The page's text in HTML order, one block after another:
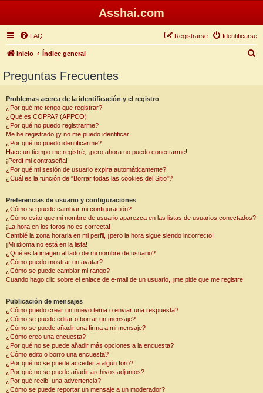
Asshai.com
FAQ Identificarse
Registrarse
Inicio Índice general
Preguntas Frecuentes
Problemas acerca de la identificación y el registro
¿Por qué me tengo que registrar?
¿Qué es COPPA? (APPCO)
¿Por qué no puedo registrarme?
Me he registrado ¡y no me puedo identificar!
¿Por qué no puedo identificarme?
Hace un tiempo me registré, ¡pero ahora no puedo conectarme!
¡Perdí mi contraseña!
¿Por qué mi sesión de usuario expira automáticamente?
¿Cuál es la función de "Borrar todas las cookies del Sitio"?
Preferencias de usuario y configuraciones
¿Cómo se puede cambiar mi configuración?
¿Cómo evito que mi nombre de usuario aparezca en las listas de usuarios conectados?
¡La hora en los foros no es correcta!
Cambié la zona horaria en mi perfil, ¡pero la hora sigue siendo incorrecto!
¡Mi idioma no está en la lista!
¿Qué es la imagen al lado de mi nombre de usuario?
¿Cómo puedo mostrar un avatar?
¿Cómo se puede cambiar mi rango?
Cuando hago clic sobre el enlace de e-mail de un usuario, ¡me pide que me registre!
Publicación de mensajes
¿Cómo puedo crear un nuevo tema o enviar una respuesta?
¿Cómo se puede editar o borrar un mensaje?
¿Cómo se puede añadir una firma a mi mensaje?
¿Cómo creo una encuesta?
¿Por qué no se puede añadir más opciones a la encuesta?
¿Cómo edito o borro una encuesta?
¿Por qué no se puede acceder a algún foro?
¿Por qué no se puede añadir archivos adjuntos?
¿Por qué recibí una advertencia?
¿Cómo se puede reportar un mensaje a un moderador?